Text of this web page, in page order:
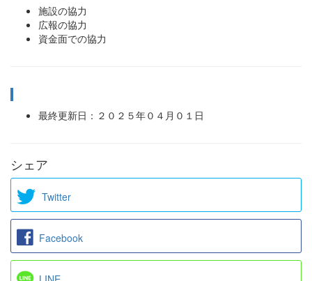
施設の協力
広報の協力
資金面での協力
最終更新日：２０２５年０４月０１日
シェア
Twitter
Facebook